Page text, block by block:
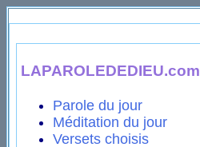
LAPAROLEDEDIEU.com
Parole du jour
Méditation du jour
Versets choisis